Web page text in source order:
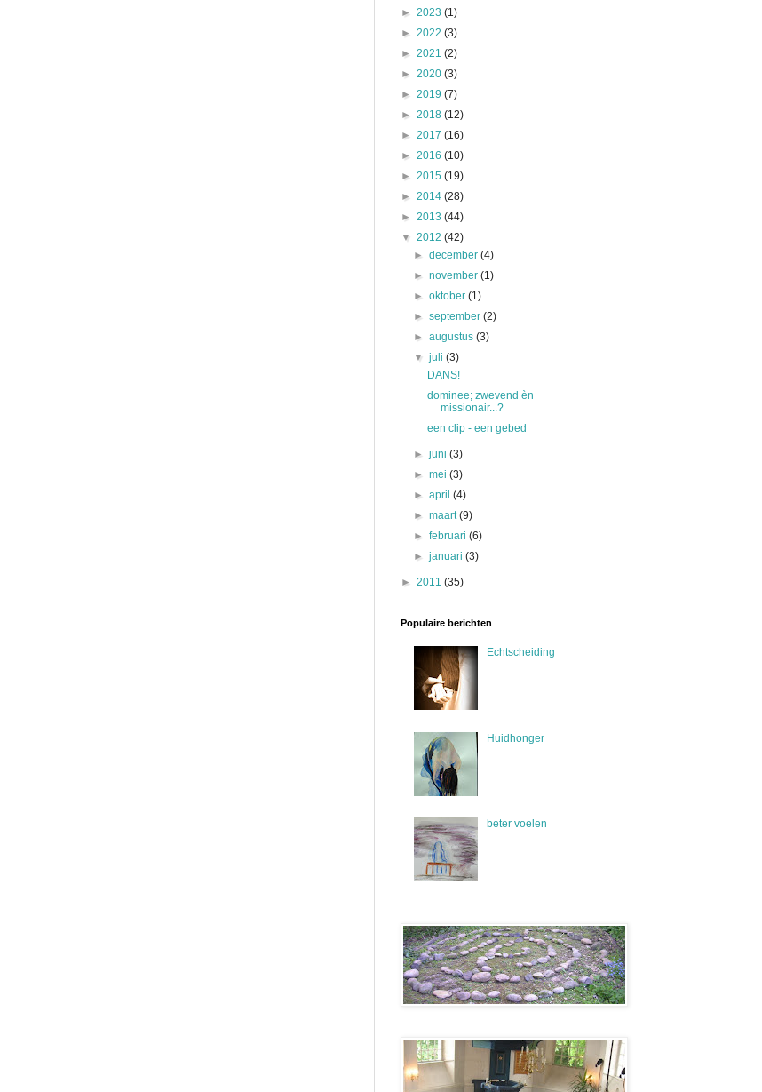
► 2023 (1)
► 2022 (3)
► 2021 (2)
► 2020 (3)
► 2019 (7)
► 2018 (12)
► 2017 (16)
► 2016 (10)
► 2015 (19)
► 2014 (28)
► 2013 (44)
▼ 2012 (42)
►december(4)
►november(1)
►oktober(1)
►september(2)
►augustus(3)
▼juli(3)
DANS!
dominee; zwevend èn
missionair...?
een clip - een gebed
►juni(3)
►mei(3)
►april(4)
►maart(9)
►februari(6)
►januari(3)
► 2011 (35)
Populaire berichten
Echtscheiding
Huidhonger
beter voelen